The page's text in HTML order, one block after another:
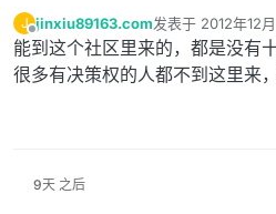
J
离线
jinxiu89163.com发表于 2012年12
最后由 编辑
能到这个社区里来的，都是没有
很多有决策权的人都不到这里来
9天 之后